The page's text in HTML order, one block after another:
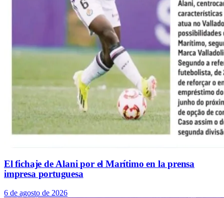
El fichaje de Alani por el Marítimo en la prensa
impresa portuguesa
6 de agosto de 2026